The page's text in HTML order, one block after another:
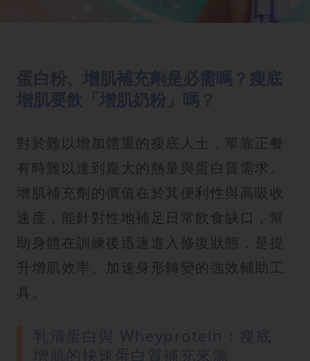
對於難以增加體重的瘦底人士，單靠正餐
有時難以達到龐大的熱量與蛋白質需求。
增肌補充劑的價值在於其便利性與高吸收
速度，能針對性地補足日常飲食缺口，幫
助身體在訓練後迅速進入修復狀態，是提
升增肌效率、加速身形轉變的強效輔助工
具。